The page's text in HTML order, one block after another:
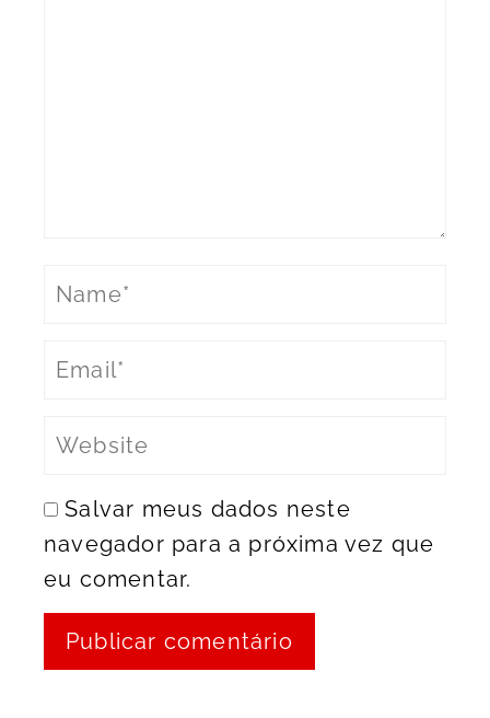
Salvar meus dados neste
navegador para a próxima vez que
eu comentar.